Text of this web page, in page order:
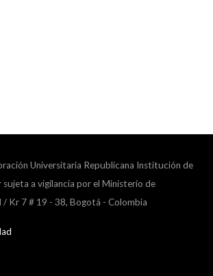
Universitaria Republicana Institución de
sujeta a vigilancia por el Ministerio de
/ Kr 7 # 19 - 38, Bogotá - Colombia